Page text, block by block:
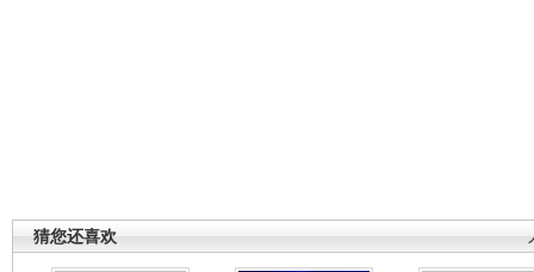
猜您还喜欢